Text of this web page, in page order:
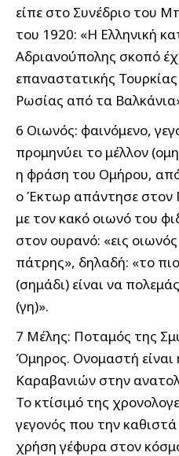
είπε στο Συνέδριο του
του 1920: «Η Ελληνική
Αδριανούπολης σκοπό
επαναστατικής Τουρκίας
Ρωσίας από τα
6 Οιωνός: φαινόμενο,
προμηνύει το μέλλον
η φράση του Ομήρου,
ο Έκτωρ απάντησε στον
με τον κακό οιωνό του
στον ουρανό: «εις
πάτρης», δηλαδή: «το
(σημάδι) είναι να
(γη)».
7 Μέλης: Ποταμός της
Όμηρος. Ονομαστή
Καραβανιών στην
Το κτίσιμό της
γεγονός που την
χρήση γέφυρα στον